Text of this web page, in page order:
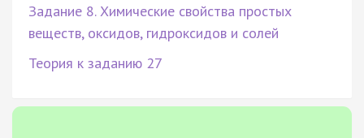
Задание 8. Химические свойства простых
веществ, оксидов, гидроксидов и солей
Теория к заданию 27